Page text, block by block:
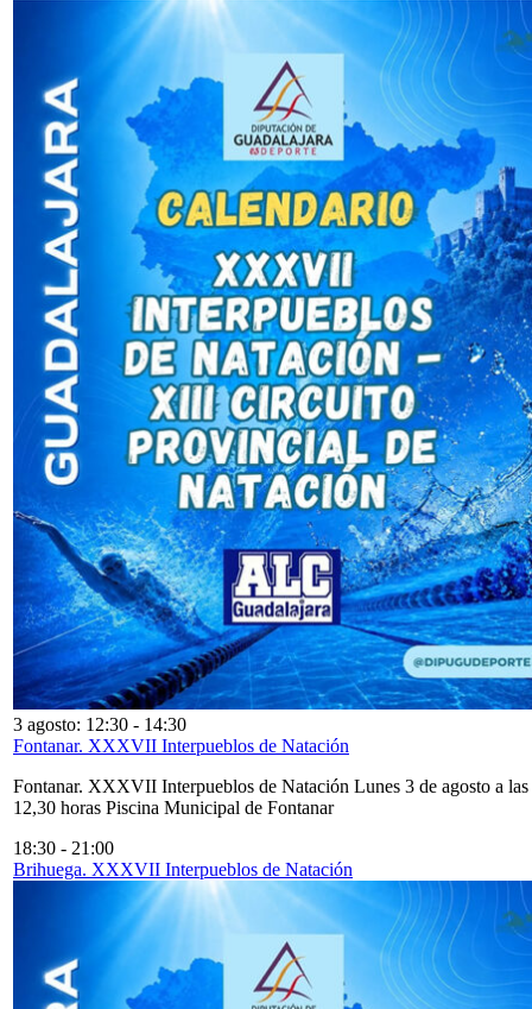
3 agosto: 12:30 - 14:30
Fontanar. XXXVII Interpueblos de Natación
Fontanar. XXXVII Interpueblos de Natación Lunes 3 de agosto a las
12,30 horas Piscina Municipal de Fontanar
18:30 - 21:00
Brihuega. XXXVII Interpueblos de Natación